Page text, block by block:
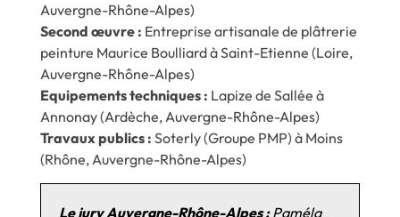
Auvergne-Rhône-Alpes)
Second œuvre : Entreprise artisanale de plâtrerie
peinture Maurice Boulliard à Saint-Etienne (Loire,
Auvergne-Rhône-Alpes)
Equipements techniques : Lapize de Sallée à
Annonay (Ardèche, Auvergne-Rhône-Alpes)
Travaux publics : Soterly (Groupe PMP) à Moins
(Rhône, Auvergne-Rhône-Alpes)
Le jury Auvergne-Rhône-Alpes :Paméla